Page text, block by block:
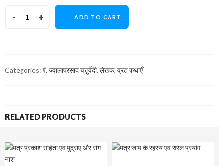
ADD TO CART
Categories: पं. ज्वालाप्रसाद चतुर्वेदी, लेखक, व्रत कथाएँ
RELATED PRODUCTS